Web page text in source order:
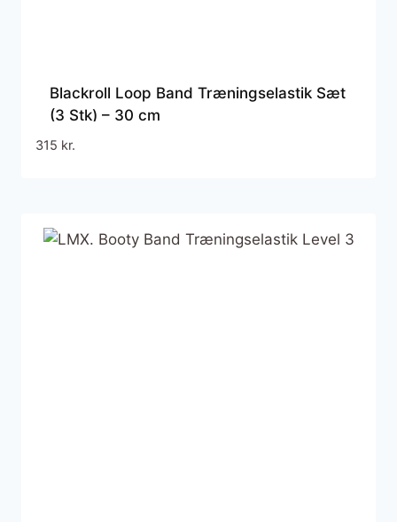
Blackroll Loop Band Træningselastik Sæt
(3 Stk) – 30 cm
315 kr.